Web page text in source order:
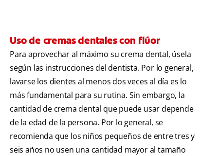
Uso de cremas dentales con flúor
Para aprovechar al máximo su crema dental, úsela
según las instrucciones del dentista. Por lo general,
lavarse los dientes al menos dos veces al día es lo
más fundamental para su rutina. Sin embargo, la
cantidad de crema dental que puede usar depende
de la edad de la persona. Por lo general, se
recomienda que los niños pequeños de entre tres y
seis años no usen una cantidad mayor al tamaño